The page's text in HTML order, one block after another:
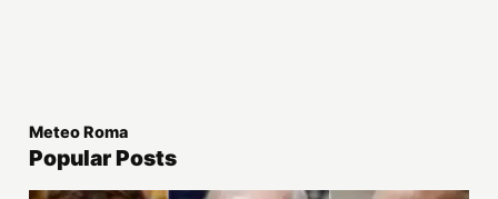
Meteo Roma
Popular Posts